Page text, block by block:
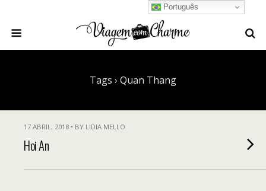
Tags › Quan Thang
17 ABRIL, 2018 • BY LIDIA MELLO
Hoi An
Português